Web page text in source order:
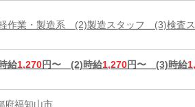
作業・製造系 (2)製造スタッフ (3)検査
給1,270円〜 (2)時給1,270円〜 (3)時給
府福知山市